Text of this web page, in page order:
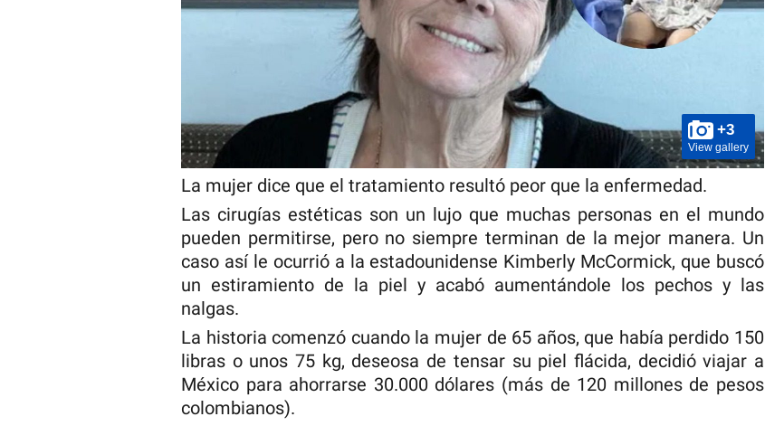
+3
View gallery
La mujer dice que el tratamiento resultó peor que la enfermedad.
Las cirugías estéticas son un lujo que muchas personas en el mundo
pueden permitirse, pero no siempre terminan de la mejor manera. Un
caso así le ocurrió a la estadounidense Kimberly McCormick, que buscó
un estiramiento de la piel y acabó aumentándole los pechos y las
nalgas.
La historia comenzó cuando la mujer de 65 años, que había perdido 150
libras o unos 75 kg, deseosa de tensar su piel flácida, decidió viajar a
México para ahorrarse 30.000 dólares (más de 120 millones de pesos
colombianos).